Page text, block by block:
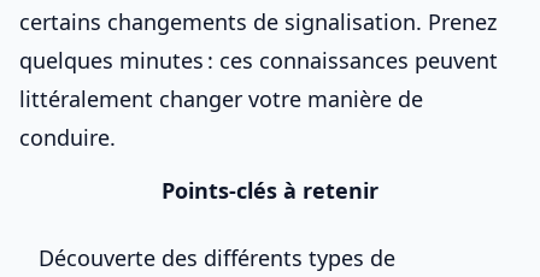
certains changements de signalisation. Prenez
quelques minutes : ces connaissances peuvent
littéralement changer votre manière de
conduire.
Points-clés à retenir
Découverte des différents types de